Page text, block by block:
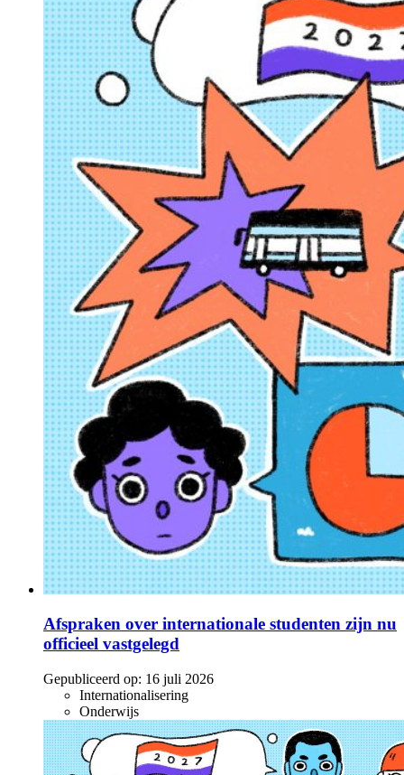
Afspraken over internationale studenten zijn nu
officieel vastgelegd
Gepubliceerd op: 16 juli 2026
Internationalisering
Onderwijs